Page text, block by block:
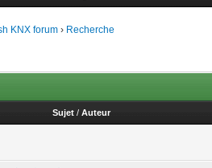
KNX forum › Recherche
Sujet / Auteur